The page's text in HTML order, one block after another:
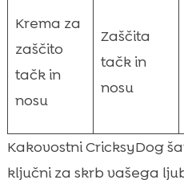
Krema za
zaščito
tačk in
nosu
Zaščita
tačk in
nosu
Kakovostni CricksyDog
ključni za skrb vašega